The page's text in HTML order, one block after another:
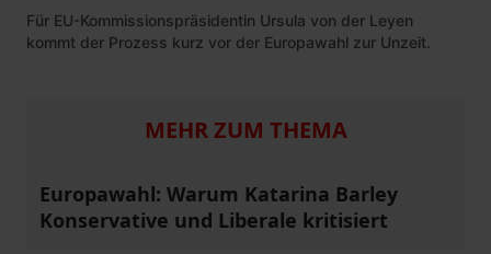
Für EU-Kommissionspräsidentin Ursula von der Leyen
kommt der Prozess kurz vor der Europawahl zur Unzeit.
MEHR ZUM THEMA
Europawahl: Warum Katarina Barley
Konservative und Liberale kritisiert